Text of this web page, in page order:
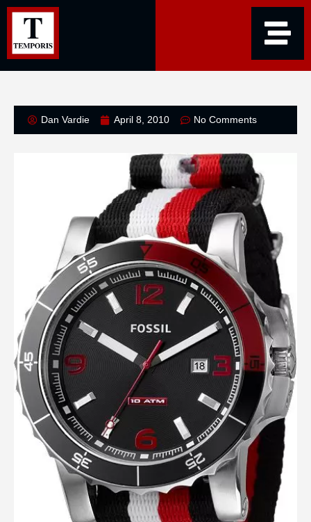
Dan Vardie April 8, 2010 No Comments